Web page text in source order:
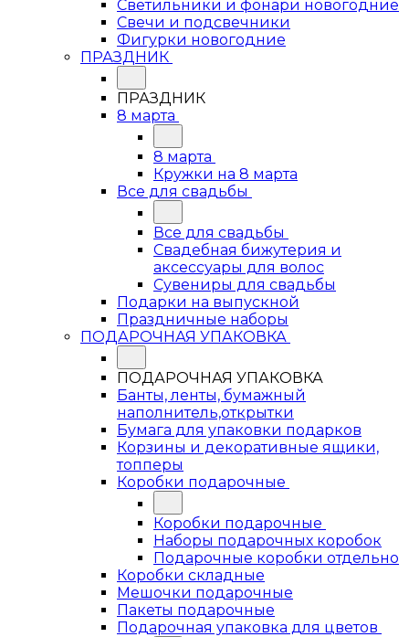
Светильники и фонари новогодние
Свечи и подсвечники
Фигурки новогодние
ПРАЗДНИК
ПРАЗДНИК
8 марта
8 марта
Кружки на 8 марта
Все для свадьбы
Все для свадьбы
Свадебная бижутерия и
аксессуары для волос
Сувениры для свадьбы
Подарки на выпускной
Праздничные наборы
ПОДАРОЧНАЯ УПАКОВКА
ПОДАРОЧНАЯ УПАКОВКА
Банты, ленты, бумажный
наполнитель,открытки
Бумага для упаковки подарков
Корзины и декоративные ящики,
топперы
Коробки подарочные
Коробки подарочные
Наборы подарочных коробок
Подарочные коробки отдельно
Коробки складные
Мешочки подарочные
Пакеты подарочные
Подарочная упаковка для цветов